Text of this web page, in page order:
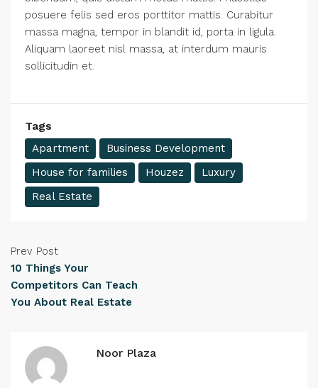
posuere felis sed eros porttitor mattis. Curabitur
massa magna, tempor in blandit id, porta in ligula.
Aliquam laoreet nisl massa, at interdum mauris
sollicitudin et.
Tags
Apartment
Business Development
House for families
Houzez
Luxury
Real Estate
Prev Post
10 Things Your
Competitors Can Teach
You About Real Estate
Noor Plaza